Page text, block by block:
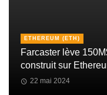
ETHEREUM (ETH)
Farcaster lève
construit sur
22 mai 2024